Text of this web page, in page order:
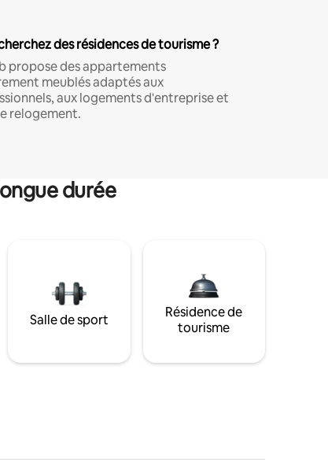
des résidences de tourisme ?
propose des appartements
meublés adaptés aux
aux logements d'entreprise et
relogement.
durée
Salle de sport
Résidence de
tourisme